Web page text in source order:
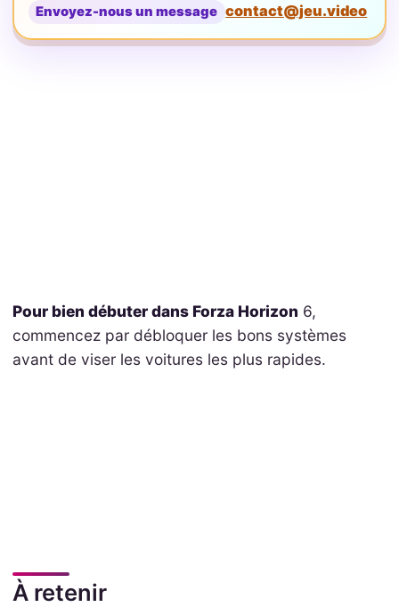
Envoyez-nous un message contact@jeu.video
Pour bien débuter dans Forza Horizon 6,
commencez par débloquer les bons systèmes
avant de viser les voitures les plus rapides.
À retenir